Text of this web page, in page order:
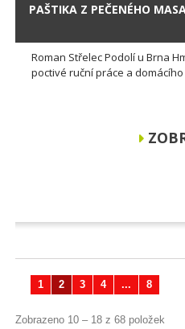
PAŠTIKA Z PEČENÉHO
Roman Střelec Podolí u Brna
poctivé ruční práce a
1 2 3 4 ... 8
Zobrazeno 10 – 18 z 68 položek